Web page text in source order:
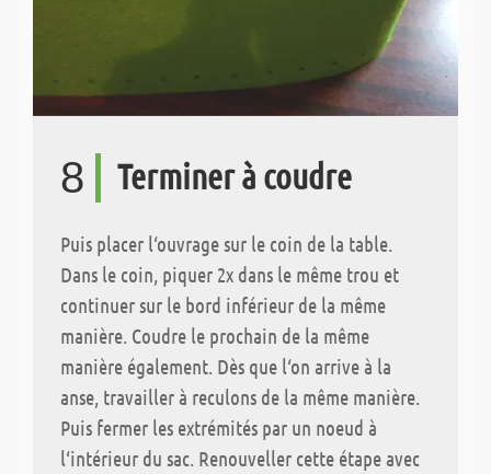
8 Terminer à coudre
Puis placer l‘ouvrage sur le coin de la table.
Dans le coin, piquer 2x dans le même trou et
continuer sur le bord inférieur de la même
manière. Coudre le prochain de la même
manière également. Dès que l‘on arrive à la
anse, travailler à reculons de la même manière.
Puis fermer les extrémités par un noeud à
l‘intérieur du sac. Renouveller cette étape avec